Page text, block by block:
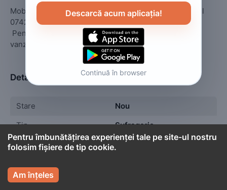
Mobila NO.1 Bútor MIERCUREA-CIUC , str SZEK nr.1 tel
0742241389
Detalii
Stare
Nou
Tip
Sufragerie
 Cont titular
Descarcă acum aplicația!
Continuă în browser
Pentru îmbunătățirea experienței tale pe site-ul nostru
folosim fișiere de tip cookie.
Am înțeles